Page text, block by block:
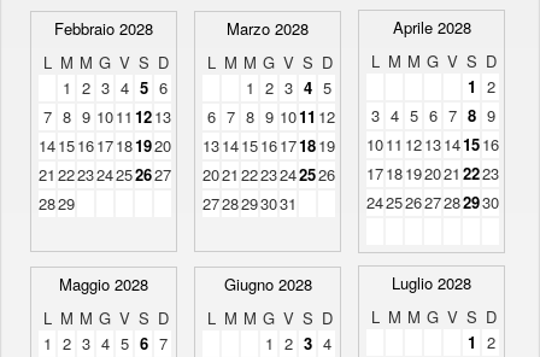
Febbraio 2028
L M M G V S D
1 2 3 4 5 6
7 8 9 1011 1213
14151617181920
21 222324252627
2829
Marzo 2028
L M M G V S D
1 2 3 4 5
6 7 8 9 1011 12
13141516171819
2021 2223242526
2728293031
Aprile 2028
L M M G V S D
1 2
3 4 5 6 7 8 9
1011 1213141516
1718192021 2223
24252627282930
Maggio 2028
L M M G V S D
1 2 3 4 5 6 7
Giugno 2028
L M M G V S D
1 2 3 4
Luglio 2028
L M M G V S D
1 2